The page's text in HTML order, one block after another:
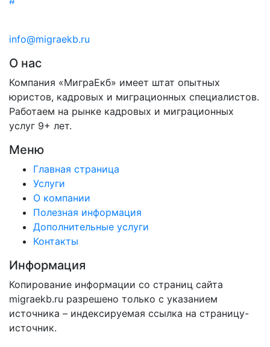
info@migraekb.ru
О нас
Компания «МиграЕкб» имеет штат опытных
юристов, кадровых и миграционных специалистов.
Работаем на рынке кадровых и миграционных
услуг 9+ лет.
Меню
Главная страница
Услуги
О компании
Полезная информация
Дополнительные услуги
Контакты
Информация
Копирование информации со страниц сайта
migraekb.ru разрешено только с указанием
источника – индексируемая ссылка на страницу-
источник.